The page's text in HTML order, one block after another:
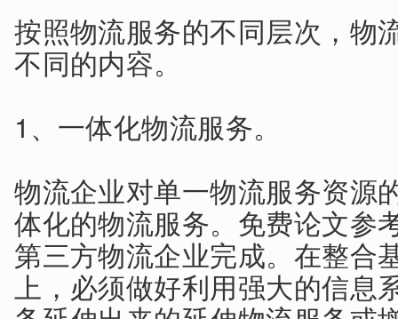
按照物流服务的不同层次，物
不同的内容。
1、一体化物流服务。
物流企业对单一物流服务资源
体化的物流服务。免费论文参
第三方物流企业完成。在整合
上，必须做好利用强大的信息